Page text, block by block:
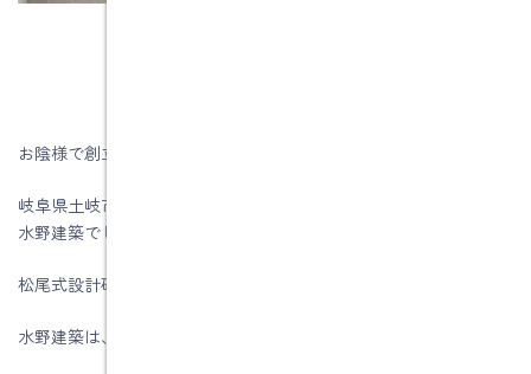
お陰様で創立５8周年を迎える事が出来ました。
岐阜県土岐市、注文住宅＆省エネ・快適・健康リフォーム工事の
水野建築でした。
松尾式設計研修プログラム受講して実践しています。
水野建築は、ZEHビルダー★★★★(四つ星)です